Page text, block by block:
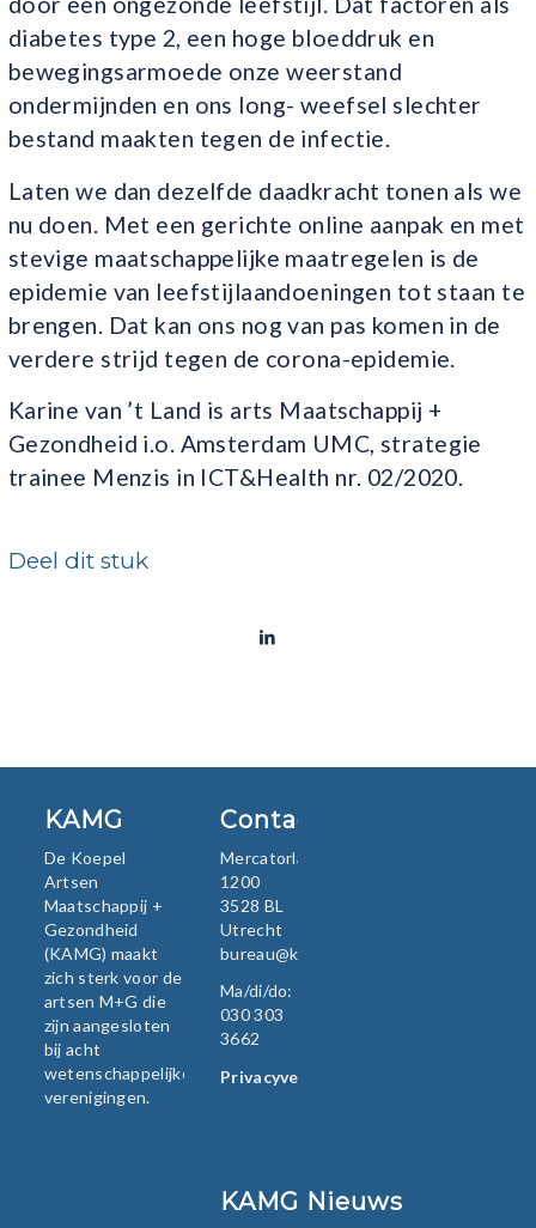
diabetes type 2, een hoge bloeddruk en
bewegingsarmoede onze weerstand
ondermijnden en ons long- weefsel slechter
bestand maakten tegen de infectie.
Laten we dan dezelfde daadkracht tonen als we
nu doen. Met een gerichte online aanpak en met
stevige maatschappelijke maatregelen is de
epidemie van leefstijlaandoeningen tot staan te
brengen. Dat kan ons nog van pas komen in de
verdere strijd tegen de corona-epidemie.
Karine van ’t Land is arts Maatschappij +
Gezondheid i.o. Amsterdam UMC, strategie
trainee Menzis in ICT&Health nr. 02/2020.
Deel dit stuk
KAMG
De Koepel
Artsen
Maatschappij +
Gezondheid
(KAMG) maakt
zich sterk voor de
artsen M+G die
zijn aangesloten
bij acht
wetenschappelijke
verenigingen.
Contact
Mercatorlaan
1200
3528 BL
Utrecht
bureau@kamg.nl
Ma/di/do:
030 303
3662
Privacyverklaring
KAMG Nieuws